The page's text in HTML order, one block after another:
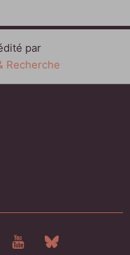
par
Recherche
YOUTUBEBLUESKY